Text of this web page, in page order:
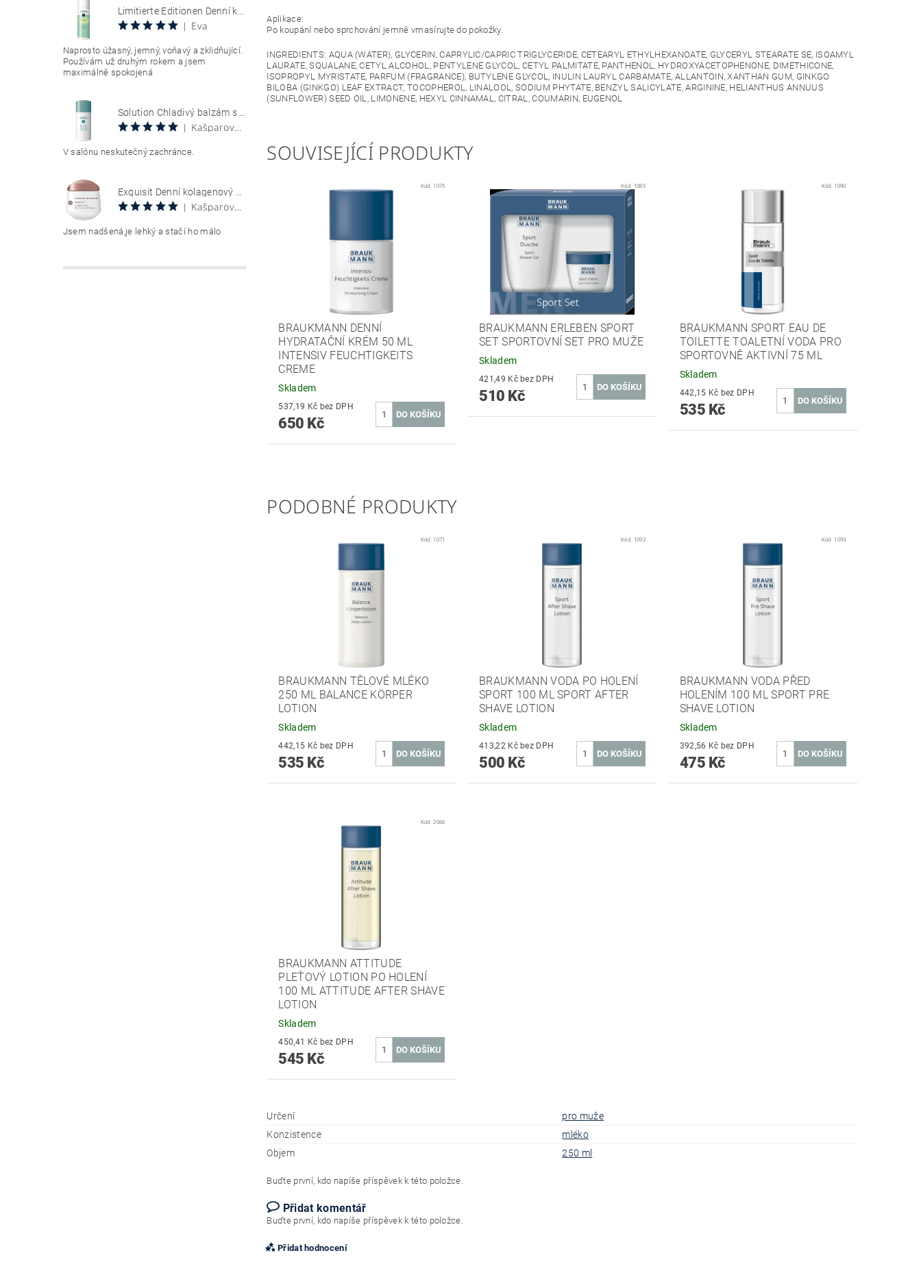
Limitierte Editionen Denní krém s SPF 30, chránící citlivou pokožku se sklonem k zarudnutí a kuperóze 50 ml Hyaluron Sun Relax Tages Creme SPF 30
|
Eva
Naprosto úžasný, jemný, voňavý a zklidňující.
Používám už druhým rokem a jsem
maximálně spokojená
Solution Chladivý balzám s aloe vera 100 ml Aloe Vera Cool Gel
|
Kašparová Vendula
V salónu neskutečný zachránce.
Exquisit Denní kolagenový krém 50 ml Collagen Creme Tag
|
Kašparová Vendula
Jsem nadšená,je lehký a stačí ho málo
Aplikace:
Po koupání nebo sprchování jemně vmasírujte do pokožky.
INGREDIENTS: AQUA (WATER), GLYCERIN, CAPRYLIC/CAPRIC TRIGLYCERIDE, CETEARYL ETHYLHEXANOATE, GLYCERYL STEARATE SE, ISOAMYL
LAURATE, SQUALANE, CETYL ALCOHOL, PENTYLENE GLYCOL, CETYL PALMITATE, PANTHENOL, HYDROXYACETOPHENONE, DIMETHICONE,
ISOPROPYL MYRISTATE, PARFUM (FRAGRANCE), BUTYLENE GLYCOL, INULIN LAURYL CARBAMATE, ALLANTOIN, XANTHAN GUM, GINKGO
BILOBA (GINKGO) LEAF EXTRACT, TOCOPHEROL, LINALOOL, SODIUM PHYTATE, BENZYL SALICYLATE, ARGININE, HELIANTHUS ANNUUS
(SUNFLOWER) SEED OIL, LIMONENE, HEXYL CINNAMAL, CITRAL, COUMARIN, EUGENOL
SOUVISEJÍCÍ PRODUKTY
Kód: 1075
BRAUKMANN DENNÍ
HYDRATAČNÍ KRÉM 50 ML
INTENSIV FEUCHTIGKEITS
CREME
Skladem
537,19 Kč bez DPH
650 Kč
Kód: 1085
BRAUKMANN ERLEBEN SPORT
SET SPORTOVNÍ SET PRO MUŽE
Skladem
421,49 Kč bez DPH
510 Kč
Kód: 1090
BRAUKMANN SPORT EAU DE
TOILETTE TOALETNÍ VODA PRO
SPORTOVNĚ AKTIVNÍ 75 ML
Skladem
442,15 Kč bez DPH
535 Kč
PODOBNÉ PRODUKTY
Kód: 1071
BRAUKMANN TĚLOVÉ MLÉKO
250 ML BALANCE KÖRPER
LOTION
Skladem
442,15 Kč bez DPH
535 Kč
Kód: 1092
BRAUKMANN VODA PO HOLENÍ
SPORT 100 ML SPORT AFTER
SHAVE LOTION
Skladem
413,22 Kč bez DPH
500 Kč
Kód: 1093
BRAUKMANN VODA PŘED
HOLENÍM 100 ML SPORT PRE
SHAVE LOTION
Skladem
392,56 Kč bez DPH
475 Kč
Kód:2066
BRAUKMANN ATTITUDE
PLEŤOVÝ LOTION PO HOLENÍ
100 ML ATTITUDE AFTER SHAVE
LOTION
Skladem
450,41 Kč bez DPH
545 Kč
Určení
pro muže
Konzistence
mléko
Objem
250 ml
Buďte první, kdo napíše příspěvek k této položce.
Přidat komentář
Buďte první, kdo napíše příspěvek k této položce.
Přidat hodnocení